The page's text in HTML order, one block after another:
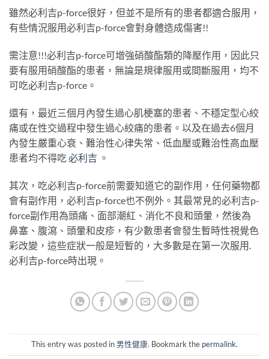
雖然必利吉p-force很好，但並不是所有的患者都適合服用，
有些情況服用必利吉p-force會對身體造成傷害!!
需注意!!!必利吉p-force可增強硝酸酯類的降壓作用，因此只
要有服用硝酸酯的患者，無論是規律服用或間斷服用，均不
可吃必利吉p-force。
還有，最近三個月內發生過心肌梗塞的患者、不穩定型心絞
痛或在性交過程中發生過心絞痛的患者。以及在過去6個月
內發生嚴重心衰、難治性心律失常、低血壓或難治性高血壓
患者均不得吃必利吉 。
其次，吃必利吉p-force前需要知道它的副作用，任何藥物都
會有副作用，必利吉p-force也不例外。其最常見的必利吉p-
force副作用為頭痛、面部潮紅、消化不良和頭暈，然後為
鼻塞、腹瀉、頭暈和皮疹，有少數患者會發生暫時性視覺色
彩改變，這些症狀一般是短暫的，大多數是在第一次服用
必利吉p-force時出現。
This entry was posted in 男性健康. Bookmark the permalink.